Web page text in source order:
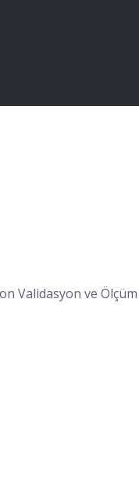
Validasyon ve